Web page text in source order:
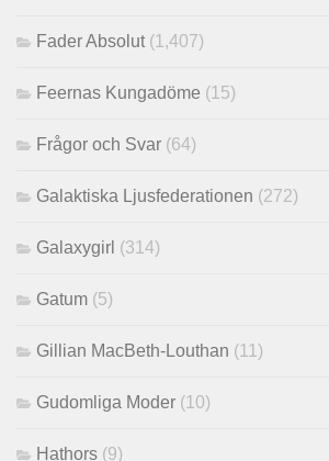
Fader Absolut (1,407)
Feernas Kungadöme (15)
Frågor och Svar (64)
Galaktiska Ljusfederationen (272)
Galaxygirl (314)
Gatum (5)
Gillian MacBeth-Louthan (11)
Gudomliga Moder (10)
Hathors (9)